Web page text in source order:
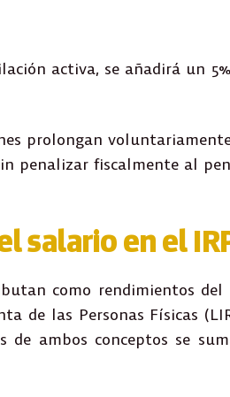
activa, se añadirá un
prolongan
penalizar fiscalmente al
salario en el
como rendimientos del
de las Personas Físicas
ambos conceptos se